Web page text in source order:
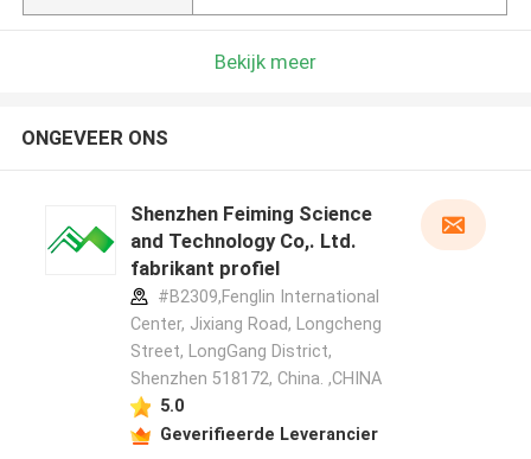
Bekijk meer
ONGEVEER ONS
Shenzhen Feiming Science
and Technology Co,. Ltd.
fabrikant profiel
#B2309,Fenglin International
Center, Jixiang Road, Longcheng
Street, LongGang District,
Shenzhen 518172, China. ,CHINA
5.0
Geverifieerde Leverancier